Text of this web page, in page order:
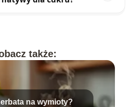
także:
na wymioty?